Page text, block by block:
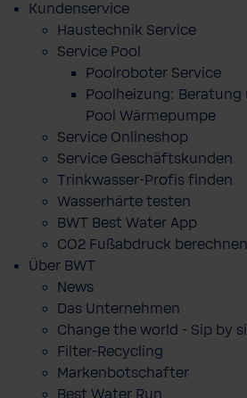
Kundenservice
Haustechnik Service
Service Pool
Poolroboter Service
Poolheizung:
Pool Wärmepumpe
Service Onlineshop
Service Geschäftskunden
Trinkwasser-Profis finden
Wasserhärte testen
BWT Best Water App
CO2 Fußabdruck berechnen
Über BWT
News
Das Unternehmen
Change the world - Sip by
Filter-Recycling
Markenbotschafter
Best Water Run